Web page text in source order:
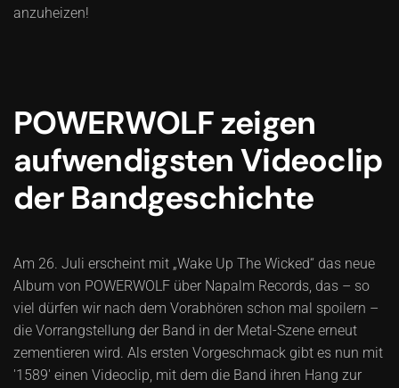
anzuheizen!
POWERWOLF zeigen
aufwendigsten Videoclip
der Bandgeschichte
Am 26. Juli erscheint mit „Wake Up The Wicked“ das neue
Album von POWERWOLF über Napalm Records, das – so
viel dürfen wir nach dem Vorabhören schon mal spoilern –
die Vorrangstellung der Band in der Metal-Szene erneut
zementieren wird. Als ersten Vorgeschmack gibt es nun mit
'1589' einen Videoclip, mit dem die Band ihren Hang zur